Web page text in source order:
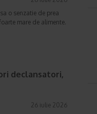
o senzatie de prea
mare de alimente.
declansatori,
26 iulie 2026